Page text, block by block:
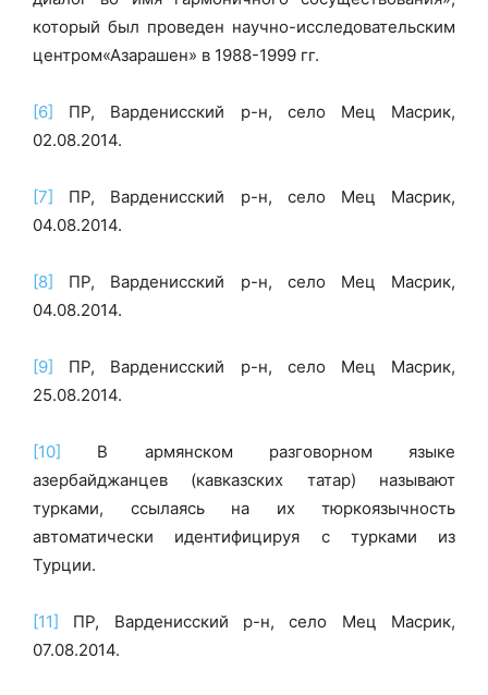
который был проведен научно-исследовательским
центром«Азарашен» в 1988-1999 гг.
[6]
ПР, Варденисский р-н, село Мец Масрик,
02.08.2014.
[7]
ПР, Варденисский р-н, село Мец Масрик,
04.08.2014.
[8]
ПР, Варденисский р-н, село Мец Масрик,
04.08.2014.
[9]
ПР, Варденисский р-н, село Мец Масрик,
25.08.2014.
[10]
В армянском разговорном языке
азербайджанцев (кавказских татар) называют
турками, ссылаясь на их тюркоязычность
автоматически идентифицируя с турками из
Турции.
[11]
ПР, Варденисский р-н, село Мец Масрик,
07.08.2014.